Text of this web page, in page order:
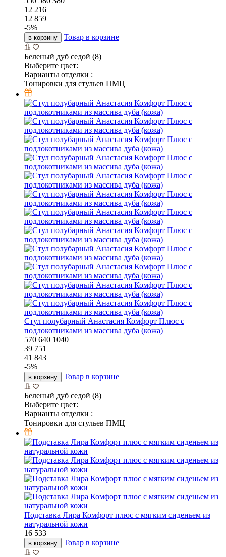
12 216
12 859
-5%
в корзину Товар в корзине
Беленый дуб седой (8)
Выберите цвет:
Варианты отделки :
Тонировки для стульев ПМЦ
Стул полубарный Анастасия Комфорт Плюс с
подлокотниками из массива дуба (кожа)
570 640 1040
39 751
41 843
-5%
в корзину Товар в корзине
Беленый дуб седой (8)
Выберите цвет:
Варианты отделки :
Тонировки для стульев ПМЦ
Подставка Лира Комфорт плюс с мягким сиденьем из
натуральной кожи
16 533
в корзину Товар в корзине